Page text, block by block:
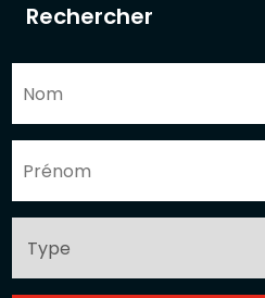
Rechercher